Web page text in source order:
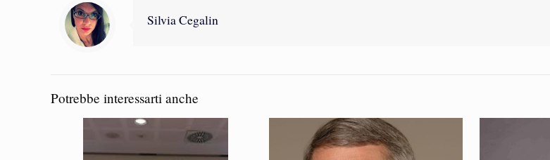
Silvia Cegalin
Potrebbe interessarti anche